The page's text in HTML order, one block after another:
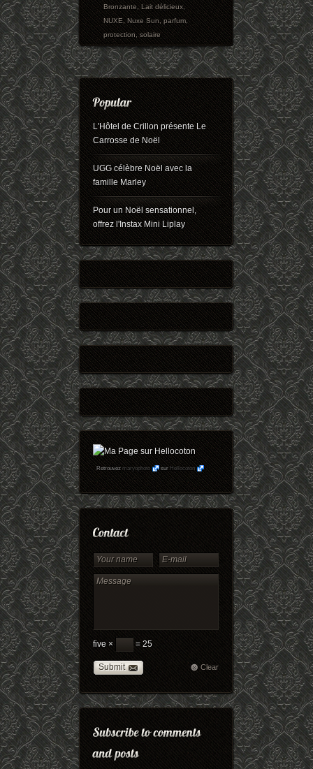
Bronzante,Lait délicieux,
NUXE,Nuxe Sun,parfum,
protection,solaire
L'Hôtel de Crillon présente Le
Carrosse de Noël
UGG célèbre Noël avec la
famille Marley
Pour un Noël sensationnel,
offrez l'Instax Mini Liplay
Retrouvezmaryophoto surHellocoton
five × = 25
Submit Clear